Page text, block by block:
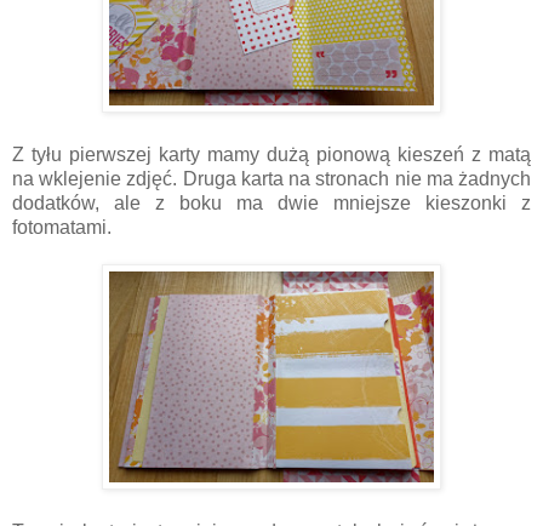
Z tyłu pierwszej karty mamy dużą pionową kieszeń z matą
na wklejenie zdjęć. Druga karta na stronach nie ma żadnych
dodatków, ale z boku ma dwie mniejsze kieszonki z
fotomatami.